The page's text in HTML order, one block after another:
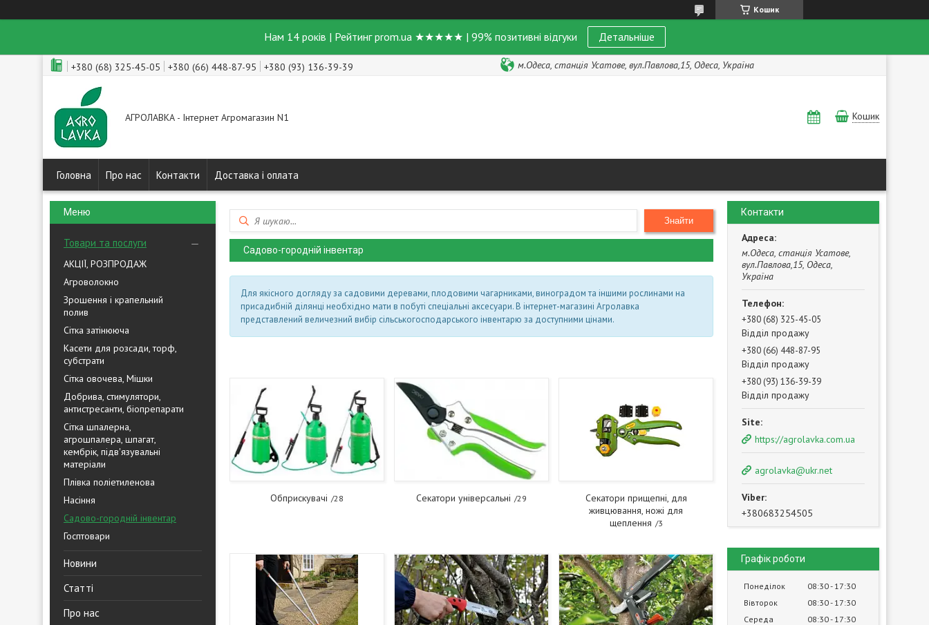
Кошик
Нам 14 років | Рейтинг prom.ua ★★★★★ | 99% позитивні відгуки Детальніше
+380 (68) 325-45-05 +380 (66) 448-87-95 +380 (93) 136-39-39 м.Одеса, станція Усатове, вул.Павлова,15, Одеса, Україна
АГРОЛАВКА - Інтернет Агромагазин N1 Кошик
Головна Про нас Контакти Доставка і оплата
Товари та послуги
АКЦІЇ, РОЗПРОДАЖ
Агроволокно
Зрошення і крапельний
полив
Сітка затінююча
Касети для розсади, торф,
субстрати
Сітка овочева, Мішки
Добрива, стимулятори,
антистресанти, біопрепарати
Сітка шпалерна,
агрошпалера, шпагат,
кембрік, підв'язувальні
матеріали
Плівка поліетиленова
Насіння
Садово-городній інвентар
Госптовари
Новини
Статті
Про нас
Знайти
Садово-городній інвентар
Для якісного догляду за садовими деревами, плодовими чагарниками, виноградом та іншими рослинами на
присадибній ділянці необхідно мати в побуті спеціальні аксесуари. В інтернет-магазині Агролавка
представлений величезний вибір сільськогосподарського інвентарю за доступними цінами.
Обприскувачі 28 Секатори універсальні 29
Секатори прищепні, для
живцювання, ножі для
щеплення
3
Контакти
м.Одеса, станція Усатове,
вул.Павлова,15, Одеса,
Україна
+380 (68) 325-45-05
Відділ продажу
+380 (66) 448-87-95
Відділ продажу
+380 (93) 136-39-39
Відділ продажу
https://agrolavka.com.ua
agrolavka@ukr.net
+380683254505
Графік роботи
Понеділок 08:30 17:30
Вівторок
08:30 17:30
Середа
08:30 17:30